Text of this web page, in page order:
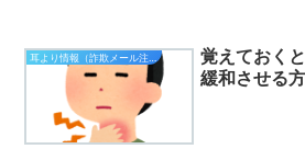
覚えておく
緩和させる